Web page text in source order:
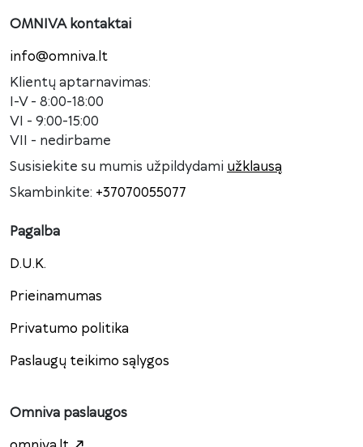
OMNIVA kontaktai
info@omniva.lt
Klientų aptarnavimas:
I-V - 8:00-18:00
VI - 9:00-15:00
VII - nedirbame
Susisiekite su mumis užpildydami užklausą
Skambinkite: +37070055077
Pagalba
D.U.K.
Prieinamumas
Privatumo politika
Paslaugų teikimo sąlygos
Omniva paslaugos